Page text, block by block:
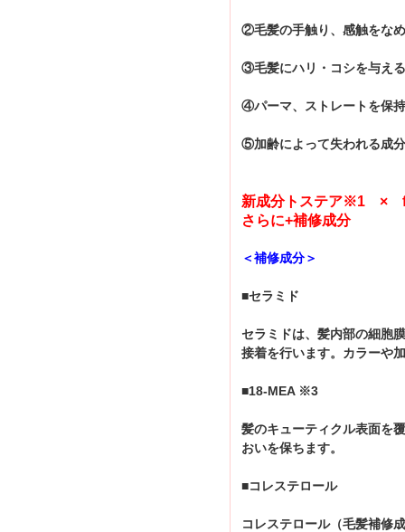
②毛髪の手触り、感触をな
③毛髪にハリ・コシを与える
④パーマ、ストレートを保
⑤加齢によって失われる成
新成分トステア※1 ×
さらに+補修成分
＜補修成分＞
■セラミド
セラミドは、髪内部の細胞
接着を行います。カラーや
■18-MEA ※3
髪のキューティクル表面を
おいを保ちます。
■コレステロール
コレステロール（毛髪補修